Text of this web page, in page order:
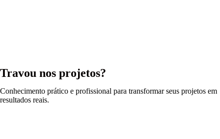
Travou nos projetos?
Conhecimento prático e profissional para transformar seus projetos em
resultados reais.